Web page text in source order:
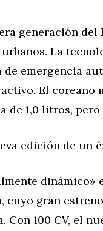
generación del
La
de emergencia
El coreano
de 1,0 litros,
edición de un
dinámico»
cuyo gran
Con 100 CV, el